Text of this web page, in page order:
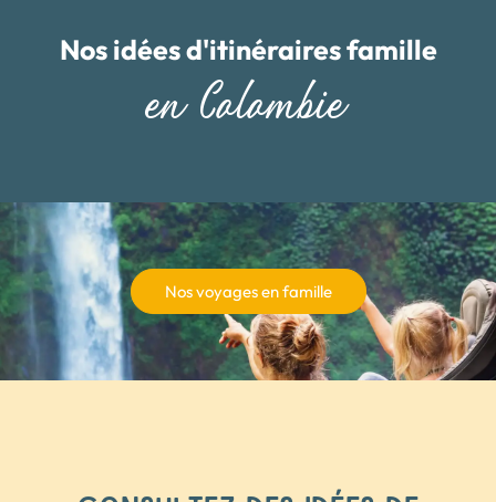
Nos idées d'itinéraires famille
en Colombie
Nos voyages en famille